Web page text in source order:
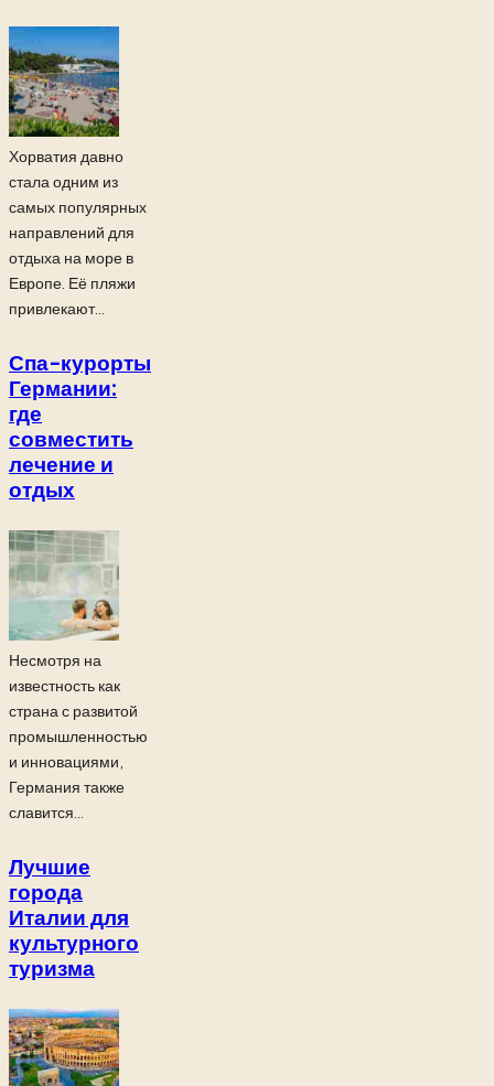
Хорватия давно
стала одним из
самых популярных
направлений для
отдыха на море в
Европе. Её пляжи
привлекают...
Спа-курорты
Германии:
где
совместить
лечение и
отдых
Несмотря на
известность как
страна с развитой
промышленностью
и инновациями,
Германия также
славится...
Лучшие
города
Италии для
культурного
туризма